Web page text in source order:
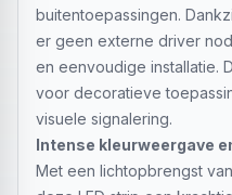
buitentoepassingen.
er geen externe driver
en eenvoudige installatie.
voor decoratieve
visuele signalering.
Intense kleurweergave
Met een lichtopbrengst